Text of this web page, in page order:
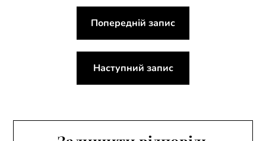
Навігація
Попередній запис
Наступний запис